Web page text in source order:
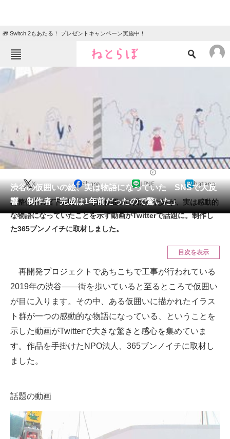
🎁 Switch 2もあたる！ プレゼントキャンペーン実施中！
ねとらぼメニュー
地域
住まい 教育・育児
動物 リサーチ
会員記事
メディア
注目記事を集めた総合ページ
スマホと通信の最新トレンド
進化するPCとデバイスの未来
好きが集まる 比べて選べる
AI活用のいまが分かる
マーケ×ITの今がよく分かる
渋谷の仮囲いの絵、実は物語になっていた SNSで大反
響 制作者「完成は1年前だったので驚いた」
X Share LINE hatena
再整備中の宮下公園――その仮囲いに描かれた絵が、実は感動的
な物語になっていたことを示す動画がTwitterで話題に。制作し
た365ブンノイチに取材しました。
目次を表示
再開発プロジェクトであちこちで工事が行われている
2019年の渋谷――街を歩いていると至るところで仮囲い
が目に入ります。その中、ある仮囲いに描かれたイラス
ト群が一つの感動的な物語になっている、ということを
示した動画がTwitterで大きな驚きと感心を集めていま
す。作品を手掛けたNPO法人、365ブンノイチに取材し
ました。
話題の動画